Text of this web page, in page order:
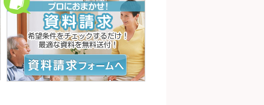
参照・変更・削除につきまして
な範囲で速やかに対応いたしま